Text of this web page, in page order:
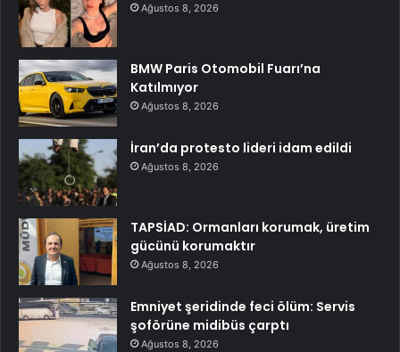
Ağustos 8, 2026
BMW Paris Otomobil Fuarı’na
Katılmıyor
Ağustos 8, 2026
İran’da protesto lideri idam edildi
Ağustos 8, 2026
TAPSİAD: Ormanları korumak, üretim
gücünü korumaktır
Ağustos 8, 2026
Emniyet şeridinde feci ölüm: Servis
şoförüne midibüs çarptı
Ağustos 8, 2026